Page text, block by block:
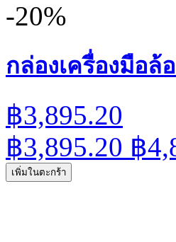
-20%
กล่องเครื่องมือล้
฿3,895.20
฿3,895.20 ฿
เพิ่มในตะกร้า